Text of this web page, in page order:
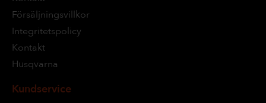
Försäljningsvillkor
Integritetspolicy
Kontakt
Husqvarna
Kundservice